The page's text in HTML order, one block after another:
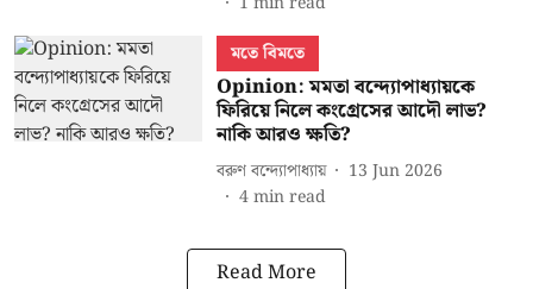
মতে বিমতে
Opinion: মমতা বন্দ্যোপাধ্যায়কে
ফিরিয়ে নিলে কংগ্রেসের আদৌ লাভ?
নাকি আরও ক্ষতি?
বরুণ বন্দ্যোপাধ্যায়
13 Jun 2026
4min read
Read More